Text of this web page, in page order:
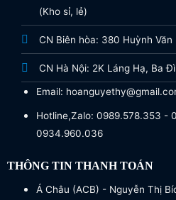
(Kho sỉ, lẻ)
CN Biên hòa: 380 Huỳnh
CN Hà Nội: 2K Láng Hạ, Ba
Email:
Hotline,Zalo: 0989.578.353 -
0934.960.036
THÔNG TIN THANH TOÁN
Á Châu (ACB) - Nguyễn Thị